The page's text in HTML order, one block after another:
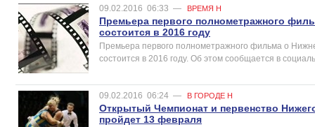
09.02.2016 06:33 — ВРЕМЯ Н
Премьера первого полнометражного
состоится в 2016 году
Премьера первого полнометражного фильма о
состоится в 2016 году. Об этом сообщается в
09.02.2016 06:24 — В ГОРОДЕ Н
Открытый Чемпионат и первенство
пройдет 13 февраля